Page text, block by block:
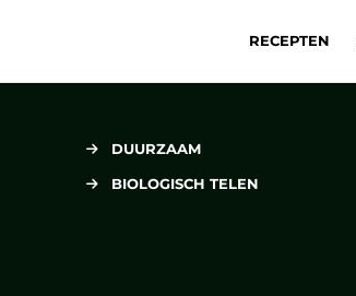
RECEPTEN
DUURZAAM
BIOLOGISCH TELEN